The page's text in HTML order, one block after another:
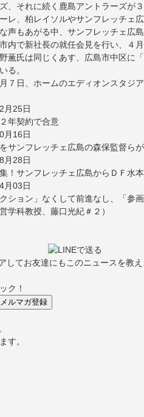
、それに続く鹿島アントラーズが３
レ、柏レイソルやサンフレッチェ広
声もあがる中、サンフレッチェ広
内で新社長の就任会見を行い、４
薫氏は同じくあす、広島市中区に
る。
７日、ホームのエディオンスタジ
月25日
年契約で合意
月16日
サンフレッチェ広島の森保監督ら
月28日
！サンフレッチェ広島からＤＦ水
月03日
ション」なくして前進なし、「参
学科教授、藤口光紀＃２）
してお友達にもこのニュースを教え
ク！
す。